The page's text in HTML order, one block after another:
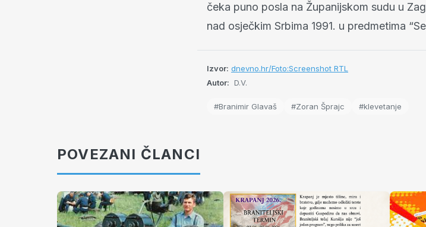
čeka puno posla na Županijskom sudu u
nad osječkim Srbima 1991. u predmetima
Izvor: dnevno.hr/Foto:Screenshot RTL
Autor: D.V.
#Branimir Glavaš #Zoran Šprajc #klevetanje
POVEZANI ČLANCI